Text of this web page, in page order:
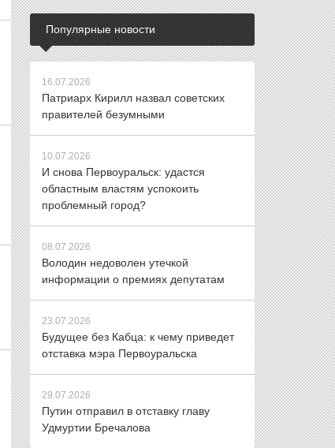
Популярные новости
16.07.2026
Патриарх Кирилл назвал советских
правителей безумными
10.07.2026
И снова Первоуральск: удастся
областным властям успокоить
проблемный город?
08.07.2026
Володин недоволен утечкой
информации о премиях депутатам
23.07.2026
Будущее без Кабца: к чему приведет
отставка мэра Первоуральска
29.07.2026
Путин отправил в отставку главу
Удмуртии Бречалова